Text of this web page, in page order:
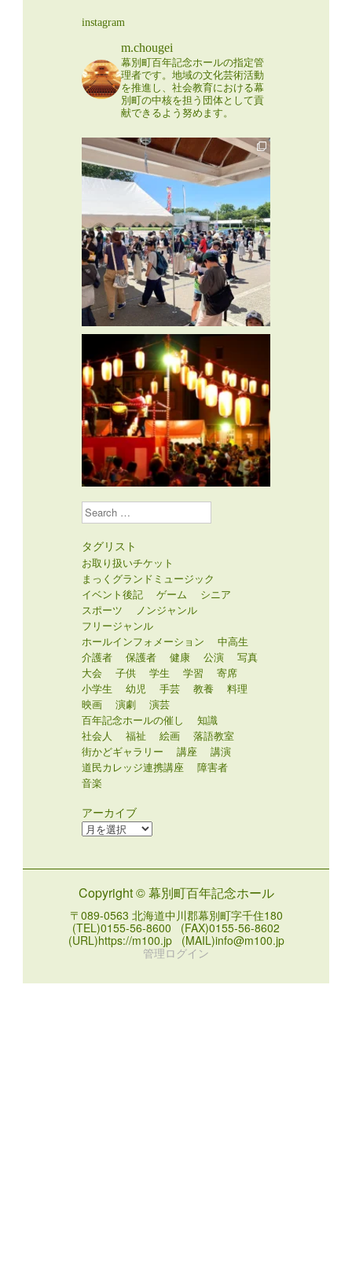
instagram
m.chougei
幕別町百年記念ホールの指定管
理者です。地域の文化芸術活動
を推進し、社会教育における幕
別町の中核を担う団体として貢
献できるよう努めます。
Search
タグリスト
お取り扱いチケット
まっくグランドミュージック
イベント後記
ゲーム
シニア
スポーツ
ノンジャンル
フリージャンル
ホールインフォメーション
中高生
介護者
保護者 健康 公演
写真
大会
子供 学生 学習
寄席
小学生
幼児 手芸 教養
料理
映画
演劇
演芸
百年記念ホールの催し
知識
社会人
福祉 絵画
落語教室
街かどギャラリー
講座
講演
道民カレッジ連携講座
障害者
音楽
アーカイブ
ア
ブ
Copyright © 幕別町百年記念ホール
〒089-0563 北海道中川郡幕別町字千住180
(TEL)0155-56-8600 (FAX)0155-56-8602
(URL)https://m100.jp (MAIL)info@m100.jp
管理ログイン